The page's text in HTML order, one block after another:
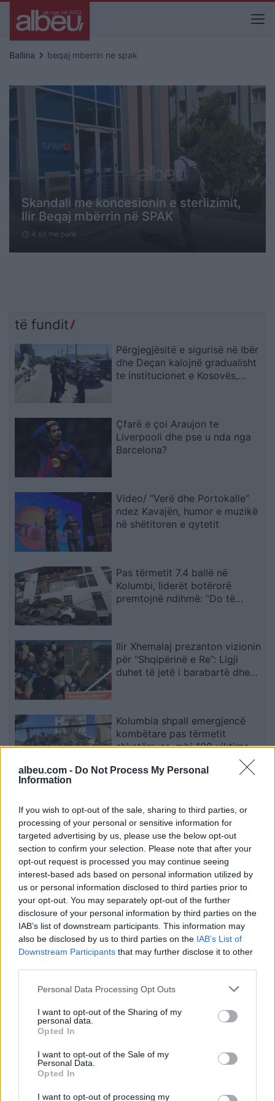
albeu.com - Do Not Process My Personal
Information
If you wish to opt-out of the sale, sharing to third parties, or
processing of your personal or sensitive information for
targeted advertising by us, please use the below opt-out
section to confirm your selection. Please note that after your
opt-out request is processed you may continue seeing
interest-based ads based on personal information utilized by
us or personal information disclosed to third parties prior to
your opt-out. You may separately opt-out of the further
disclosure of your personal information by third parties on the
IAB’s list of downstream participants. This information may
also be disclosed by us to third parties on the IAB’s List of
Downstream Participants that may further disclose it to other
Personal Data Processing Opt Outs
I want to opt-out of the Sharing of my
personal data.
Opted In
I want to opt-out of the Sale of my
Personal Data.
Opted In
I want to opt-out of processing my
Ballina keyboard_arrow_right beqaj mberrin ne spak
Skandali me koncesionin e sterlizimit,
Ilir Beqaj mbërrin në SPAK
schedule 4 vit me parë
të fundit
Përgjegjësitë e sigurisë në Ibër
dhe Deçan kalojnë gradualisht
te institucionet e Kosovës,
Çfarë e çoi Araujon te
Liverpooli dhe pse u nda nga
Barcelona?
Video/ “Verë dhe Portokalle”
ndez Kavajën, humor e muzikë
në shëtitoren e qytetit
Pas tërmetit 7.4 ballë në
Kolumbi, liderët botërorë
premtojnë ndihmë: “Do të
Ilir Xhemalaj prezanton vizionin
për “Shqipërinë e Re”: Ligji
duhet të jetë i barabartë dhe
Kolumbia shpall emergjencë
kombëtare pas tërmetit
shkatërrues, mbi 100 viktima
rrënuara
KFOR-in”, Halil Geci ironizon
opozitën për urën e Ibrit
Esim for Global | Esim for Europe
Esim for Caribbean